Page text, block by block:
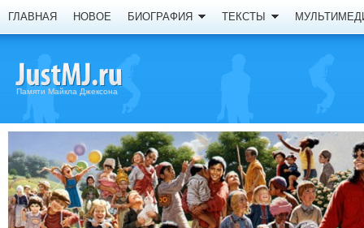
ГЛАВНАЯ НОВОЕ БИОГРАФИЯ ТЕКСТЫ
Памяти Майкла Джексона